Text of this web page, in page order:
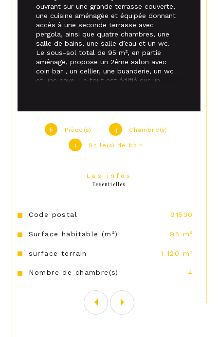
6 Pièce(s) 4 Chambre(s)
1 Salle(s) de bain
Les infos
Essentielles
Caractéristiques Valeurs
Code postal 91530
Surface habitable (m²) 95 m²
surface terrain 1 120 m²
Nombre de chambre(s) 4
ouvrant sur une grande terrasse couverte,
une cuisine aménagée et équipée donnant
accès à une seconde terrasse avec
pergola, ainsi que quatre chambres, une
salle de bains, une salle d’eau et un wc.
Le sous-sol total de 95 m², en partie
aménagé, propose un 2éme salon avec
coin bar , un cellier, une buanderie, un wc
et une cave. Le tout est édifié sur un
vivre, à découvrir sans tarder.